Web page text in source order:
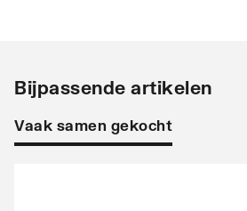
Warmteafgifte EN 442
20°C - 55/45
Bijpassende artikelen
Vaak samen gekocht